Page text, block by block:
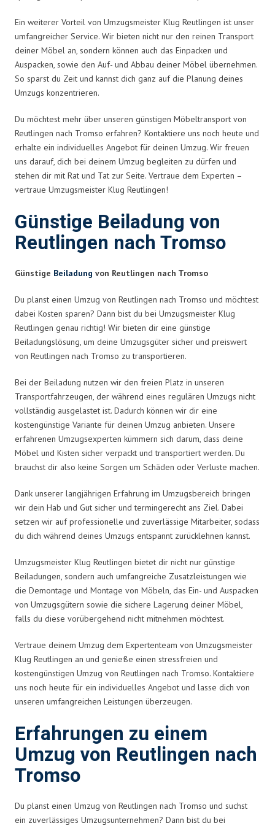
Ein weiterer Vorteil von Umzugsmeister Klug Reutlingen ist unser
umfangreicher Service. Wir bieten nicht nur den reinen Transport
deiner Möbel an, sondern können auch das Einpacken und
Auspacken, sowie den Auf- und Abbau deiner Möbel übernehmen.
So sparst du Zeit und kannst dich ganz auf die Planung deines
Umzugs konzentrieren.
Du möchtest mehr über unseren günstigen Möbeltransport von
Reutlingen nach Tromso erfahren? Kontaktiere uns noch heute und
erhalte ein individuelles Angebot für deinen Umzug. Wir freuen
uns darauf, dich bei deinem Umzug begleiten zu dürfen und
stehen dir mit Rat und Tat zur Seite. Vertraue dem Experten –
vertraue Umzugsmeister Klug Reutlingen!
Günstige Beiladung von
Reutlingen nach Tromso
Günstige Beiladung von Reutlingen nach Tromso
Du planst einen Umzug von Reutlingen nach Tromso und möchtest
dabei Kosten sparen? Dann bist du bei Umzugsmeister Klug
Reutlingen genau richtig! Wir bieten dir eine günstige
Beiladungslösung, um deine Umzugsgüter sicher und preiswert
von Reutlingen nach Tromso zu transportieren.
Bei der Beiladung nutzen wir den freien Platz in unseren
Transportfahrzeugen, der während eines regulären Umzugs nicht
vollständig ausgelastet ist. Dadurch können wir dir eine
kostengünstige Variante für deinen Umzug anbieten. Unsere
erfahrenen Umzugsexperten kümmern sich darum, dass deine
Möbel und Kisten sicher verpackt und transportiert werden. Du
brauchst dir also keine Sorgen um Schäden oder Verluste machen.
Dank unserer langjährigen Erfahrung im Umzugsbereich bringen
wir dein Hab und Gut sicher und termingerecht ans Ziel. Dabei
setzen wir auf professionelle und zuverlässige Mitarbeiter, sodass
du dich während deines Umzugs entspannt zurücklehnen kannst.
Umzugsmeister Klug Reutlingen bietet dir nicht nur günstige
Beiladungen, sondern auch umfangreiche Zusatzleistungen wie
die Demontage und Montage von Möbeln, das Ein- und Auspacken
von Umzugsgütern sowie die sichere Lagerung deiner Möbel,
falls du diese vorübergehend nicht mitnehmen möchtest.
Vertraue deinem Umzug dem Expertenteam von Umzugsmeister
Klug Reutlingen an und genieße einen stressfreien und
kostengünstigen Umzug von Reutlingen nach Tromso. Kontaktiere
uns noch heute für ein individuelles Angebot und lasse dich von
unseren umfangreichen Leistungen überzeugen.
Erfahrungen zu einem
Umzug von Reutlingen nach
Tromso
Du planst einen Umzug von Reutlingen nach Tromso und suchst
ein zuverlässiges Umzugsunternehmen? Dann bist du bei